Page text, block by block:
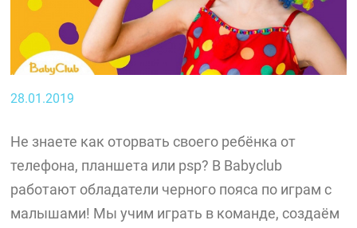
28.01.2019
Не знаете как оторвать своего ребёнка от
телефона, планшета или psp? В Babyclub
работают обладатели черного пояса по играм с
малышами! Мы учим играть в команде, создаём